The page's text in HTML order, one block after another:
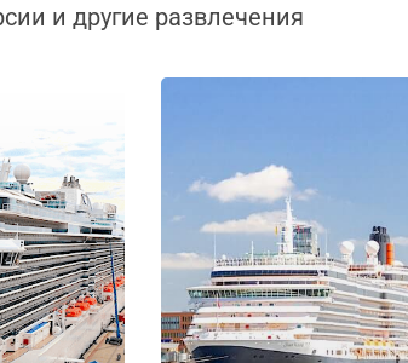
и другие развлечения